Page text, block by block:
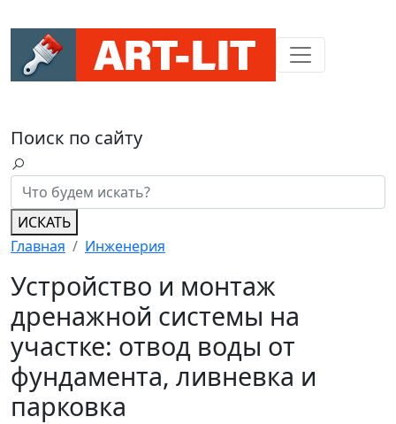
Поиск по сайту
ИСКАТЬ
Главная
Инженерия
Устройство и монтаж
дренажной системы на
участке: отвод воды от
фундамента, ливневка и
парковка